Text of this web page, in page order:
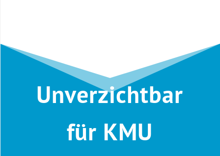
Unverzichtbar
für KMU